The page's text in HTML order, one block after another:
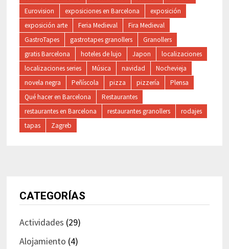
Eurovision
exposiciones en Barcelona
exposición
exposición arte
Feria Medieval
Fira Medieval
GastroTapes
gastrotapes granollers
Granollers
gratis Barcelona
hoteles de lujo Japon
localizaciones
localizaciones series
Música navidad
Nochevieja
novela negra
Peñíscola pizza pizzería
Plensa
Qué hacer en Barcelona
Restaurantes
restaurantes en Barcelona
restaurantes granollers
rodajes
tapas
Zagreb
CATEGORÍAS
Actividades (29)
Alojamiento (4)